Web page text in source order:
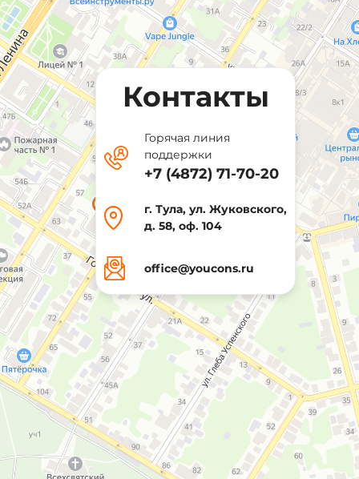
Контакты
Горячая линия
поддержки
+7 (4872) 71-70-20
г. Тула, ул. Жуковского,
д. 58, оф. 104
office@youcons.ru